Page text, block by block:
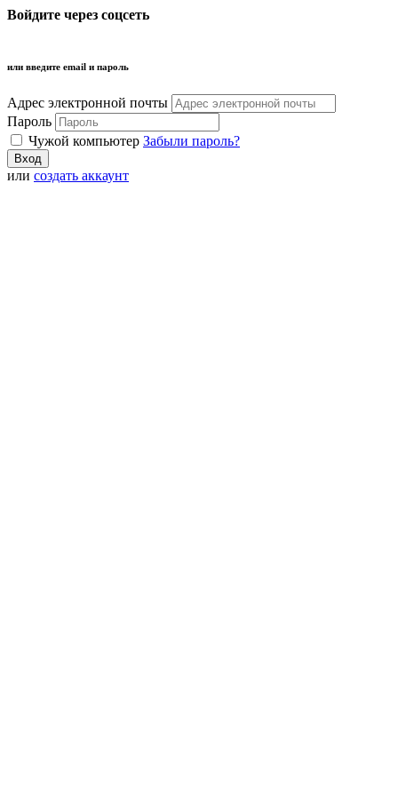
Войдите через соцсеть
или введите email и пароль
Адрес электронной почты
Пароль
Чужой компьютер Забыли пароль?
или создать аккаунт